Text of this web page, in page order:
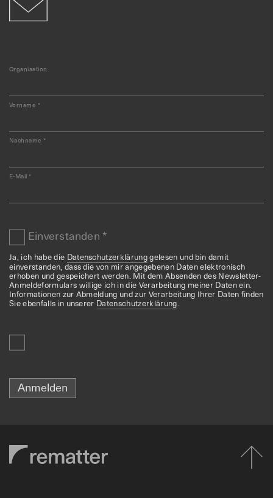
Organisation
Vorname *
Nachname*
E-Mail*
Einverstanden *
Ja, ich habe die Datenschutzerklärung gelesen und bin damit
einverstanden, dass die von mir angegebenen Daten elektronisch
erhoben und gespeichert werden. Mit dem Absenden des Newsletter-
Anmeldeformulars willige ich in die Verarbeitung meiner Daten ein.
Informationen zur Abmeldung und zur Verarbeitung Ihrer Daten finden
Sie ebenfalls in unserer Datenschutzerklärung.
Anmelden